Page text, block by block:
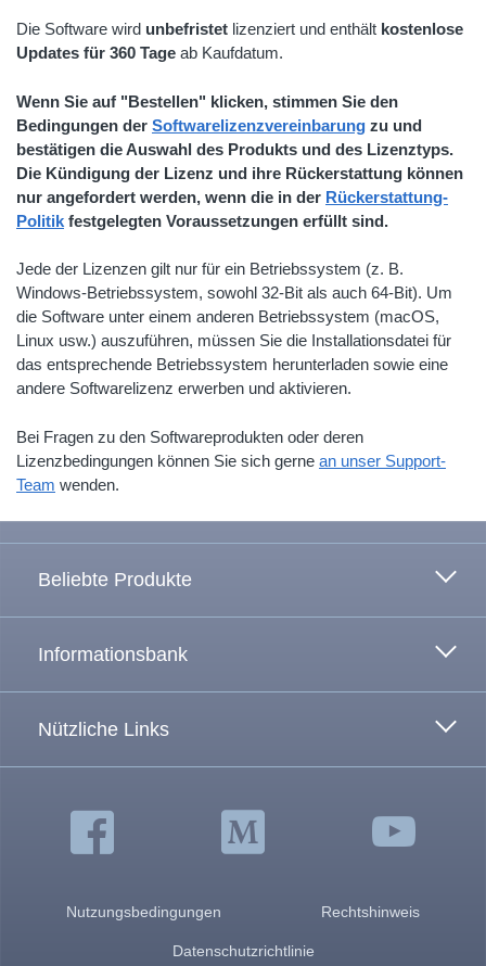
Die Software wird unbefristet lizenziert und enthält kostenlose
Updates für 360 Tage ab Kaufdatum.
Wenn Sie auf "Bestellen" klicken, stimmen Sie den
Bedingungen der Softwarelizenzvereinbarung zu und
bestätigen die Auswahl des Produkts und des Lizenztyps.
Die Kündigung der Lizenz und ihre Rückerstattung können
nur angefordert werden, wenn die in der Rückerstattung-
Politik festgelegten Voraussetzungen erfüllt sind.
Jede der Lizenzen gilt nur für ein Betriebssystem (z. B.
Windows-Betriebssystem, sowohl 32-Bit als auch 64-Bit). Um
die Software unter einem anderen Betriebssystem (macOS,
Linux usw.) auszuführen, müssen Sie die Installationsdatei für
das entsprechende Betriebssystem herunterladen sowie eine
andere Softwarelizenz erwerben und aktivieren.
Bei Fragen zu den Softwareprodukten oder deren
Lizenzbedingungen können Sie sich gerne an unser Support-
Team wenden.
Beliebte Produkte
Informationsbank
Nützliche Links
Nutzungsbedingungen Rechtshinweis
Datenschutzrichtlinie